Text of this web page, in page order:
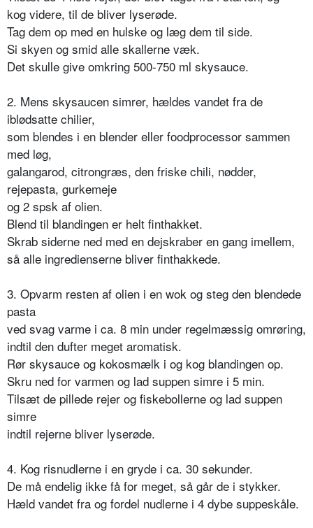
kog videre, til de bliver lyserøde.
Tag dem op med en hulske og læg dem til side.
Si skyen og smid alle skallerne væk.
Det skulle give omkring 500-750 ml skysauce.
2. Mens skysaucen simrer, hældes vandet fra de
iblødsatte chilier,
som blendes i en blender eller foodprocessor sammen
med løg,
galangarod, citrongræs, den friske chili, nødder,
rejepasta, gurkemeje
og 2 spsk af olien.
Blend til blandingen er helt finthakket.
Skrab siderne ned med en dejskraber en gang imellem,
så alle ingredienserne bliver finthakkede.
3. Opvarm resten af olien i en wok og steg den blendede
pasta
ved svag varme i ca. 8 min under regelmæssig omrøring,
indtil den dufter meget aromatisk.
Rør skysauce og kokosmælk i og kog blandingen op.
Skru ned for varmen og lad suppen simre i 5 min.
Tilsæt de pillede rejer og fiskebollerne og lad suppen
simre
indtil rejerne bliver lyserøde.
4. Kog risnudlerne i en gryde i ca. 30 sekunder.
De må endelig ikke få for meget, så går de i stykker.
Hæld vandet fra og fordel nudlerne i 4 dybe suppeskåle.